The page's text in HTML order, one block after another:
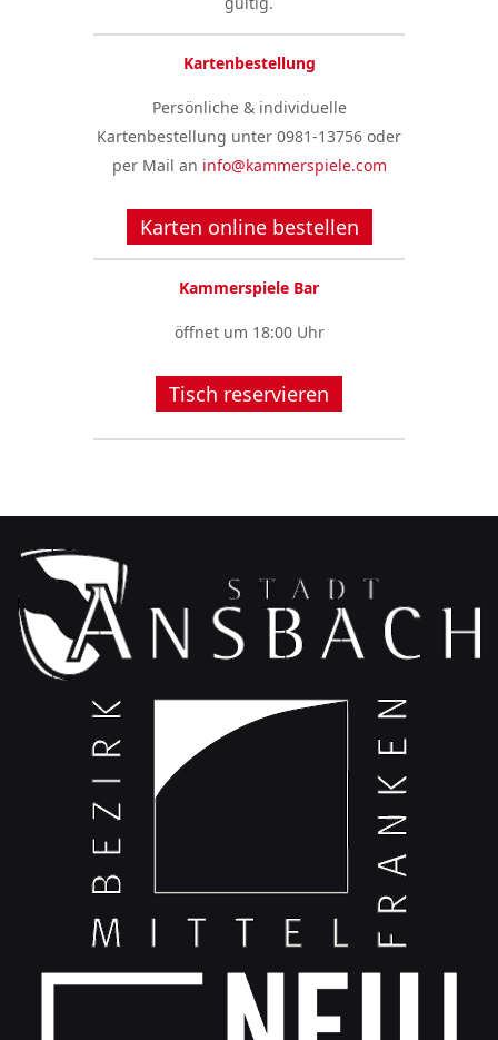
Kartenbestellung
Persönliche & individuelle
Kartenbestellung unter 0981-13756 oder
per Mail an info@kammerspiele.com
Karten online bestellen
Kammerspiele Bar
öffnet um 18:00 Uhr
Tisch reservieren